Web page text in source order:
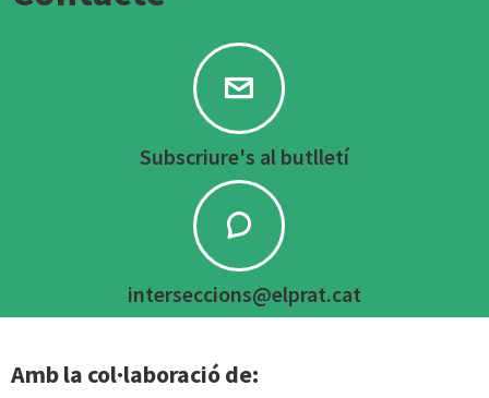
Subscriure's al butlletí
interseccions@elprat.cat
Amb la col·laboració de: